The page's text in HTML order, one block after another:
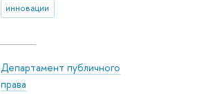
инновации
Департамент публичного
права